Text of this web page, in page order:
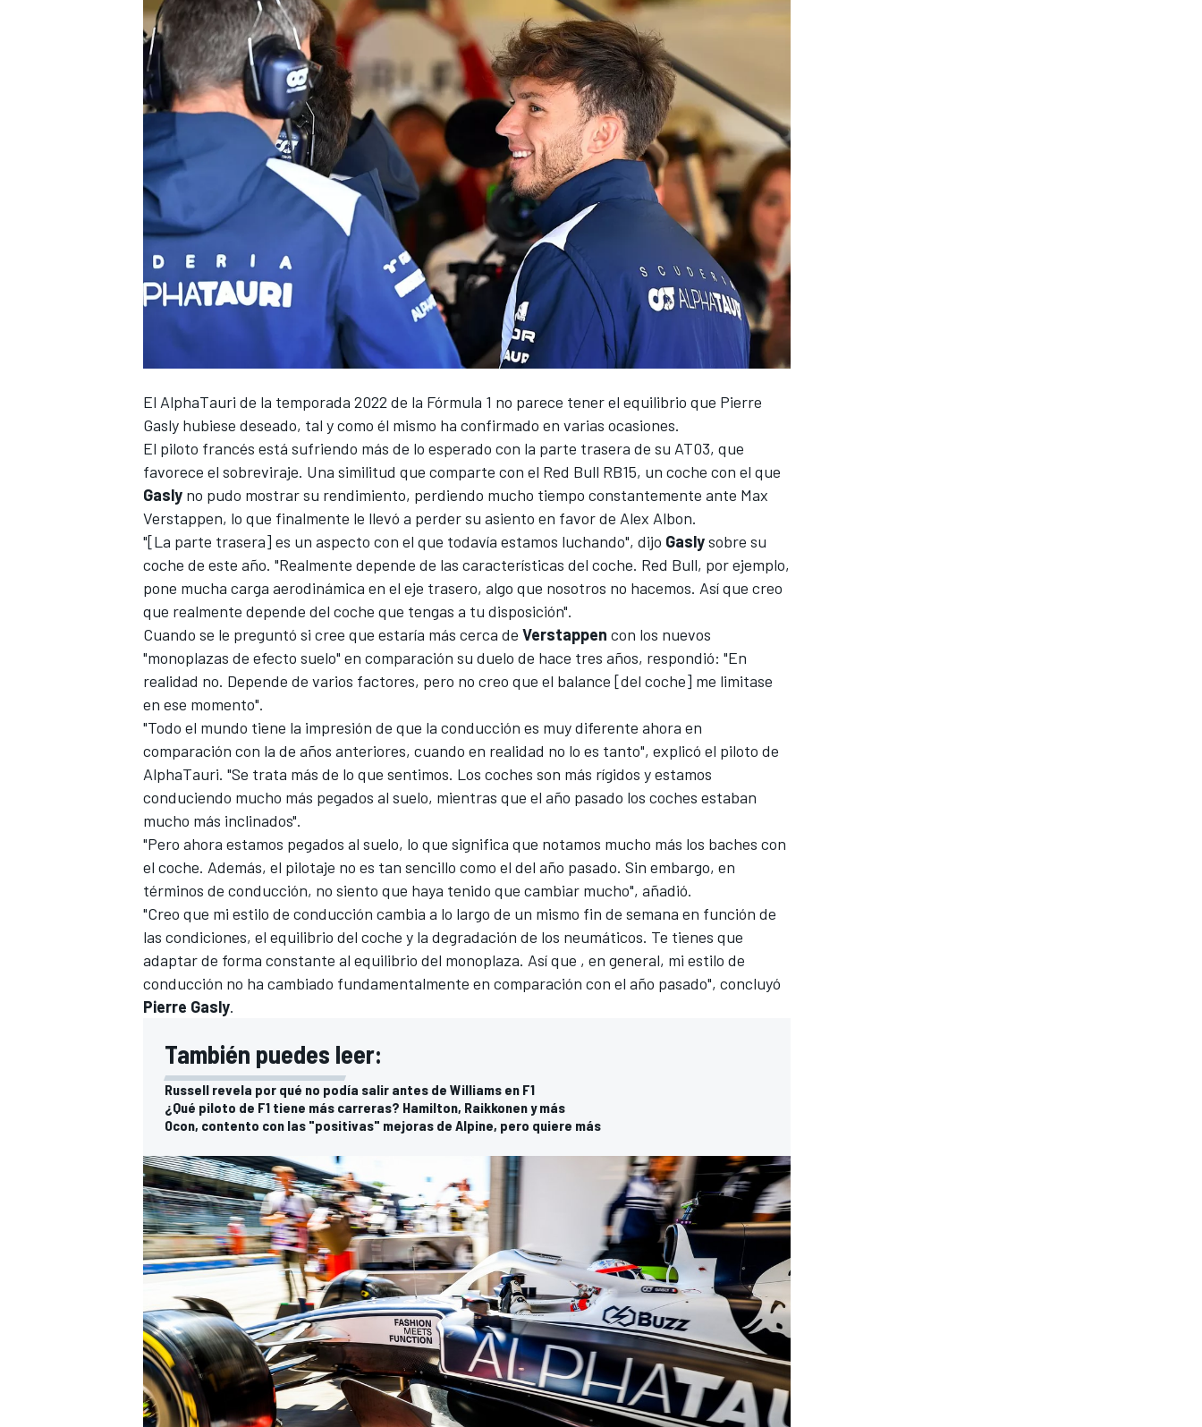
WEC FÓRMULA E
MÁS CATEGORÍAS
El AlphaTauri de la temporada 2022 de la Fórmula 1 no parece tener el equilibrio que Pierre
Gasly hubiese deseado, tal y como él mismo ha confirmado en varias ocasiones.
El piloto francés está sufriendo más de lo esperado con la parte trasera de su AT03, que
favorece el sobreviraje. Una similitud que comparte con el Red Bull RB15, un coche con el que
Gasly no pudo mostrar su rendimiento, perdiendo mucho tiempo constantemente ante Max
Verstappen, lo que finalmente le llevó a perder su asiento en favor de Alex Albon.
"[La parte trasera] es un aspecto con el que todavía estamos luchando", dijo Gaslysobre su
coche de este año. "Realmente depende de las características del coche. Red Bull, por ejemplo,
pone mucha carga aerodinámica en el eje trasero, algo que nosotros no hacemos. Así que creo
que realmente depende del coche que tengas a tu disposición".
Cuando se le preguntó si cree que estaría más cerca de Verstappen con los nuevos
"monoplazas de efecto suelo" en comparación su duelo de hace tres años, respondió: "En
realidad no. Depende de varios factores, pero no creo que el balance [del coche] me limitase
en ese momento".
"Todo el mundo tiene la impresión de que la conducción es muy diferente ahora en
comparación con la de años anteriores, cuando en realidad no lo es tanto", explicó el piloto de
AlphaTauri. "Se trata más de lo que sentimos. Los coches son más rígidos y estamos
conduciendo mucho más pegados al suelo, mientras que el año pasado los coches estaban
mucho más inclinados".
"Pero ahora estamos pegados al suelo, lo que significa que notamos mucho más los baches con
el coche. Además, el pilotaje no es tan sencillo como el del año pasado. Sin embargo, en
términos de conducción, no siento que haya tenido que cambiar mucho", añadió.
"Creo que mi estilo de conducción cambia a lo largo de un mismo fin de semana en función de
las condiciones, el equilibrio del coche y la degradación de los neumáticos. Te tienes que
adaptar de forma constante al equilibrio del monoplaza. Así que , en general, mi estilo de
conducción no ha cambiado fundamentalmente en comparación con el año pasado", concluyó
Pierre Gasly.
También puedes leer:
Russell revela por qué no podía salir antes de Williams en F1
¿Qué piloto de F1 tiene más carreras? Hamilton, Raikkonen y más
Ocon, contento con las "positivas" mejoras de Alpine, pero quiere más